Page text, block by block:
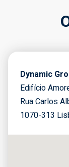
Dynamic
Edifício
Rua Carlos
1070-313